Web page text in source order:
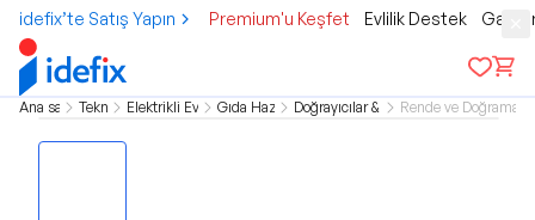
idefix’te Satış Yapın Premium'u Keşfet Evlilik Destek
Ana sayfaTeknolojiElektrikli Ev AletleriGıda HazırlamaDoğrayıcılar & RondolarRende ve Doğrama